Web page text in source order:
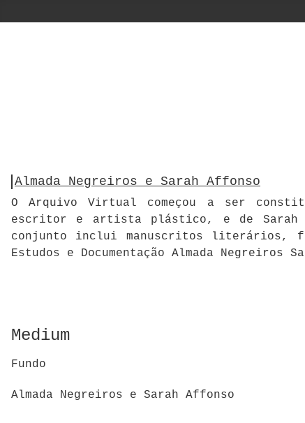
Almada Negreiros e Sarah Affonso
O Arquivo Virtual começou a ser
escritor e artista plástico, e de Sarah
conjunto inclui manuscritos literários,
Estudos e Documentação Almada Negreiros
Medium
Fundo
Almada Negreiros e Sarah Affonso